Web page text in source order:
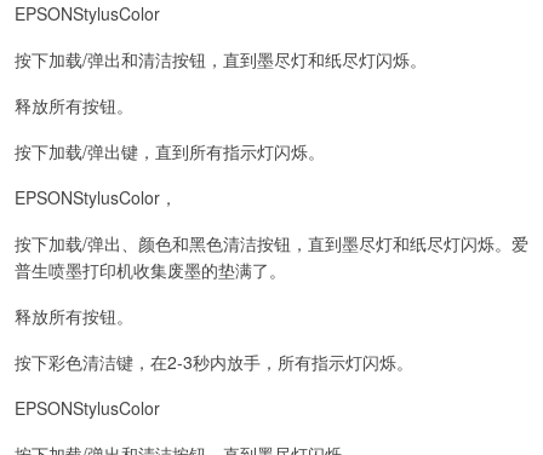
EPSONStylusColor
按下加载/弹出和清洁按钮，直到墨尽灯和纸尽灯闪烁。
释放所有按钮。
按下加载/弹出键，直到所有指示灯闪烁。
EPSONStylusColor，
按下加载/弹出、颜色和黑色清洁按钮，直到墨尽灯和纸尽灯闪烁。爱
普生喷墨打印机收集废墨的垫满了。
释放所有按钮。
按下彩色清洁键，在2-3秒内放手，所有指示灯闪烁。
EPSONStylusColor